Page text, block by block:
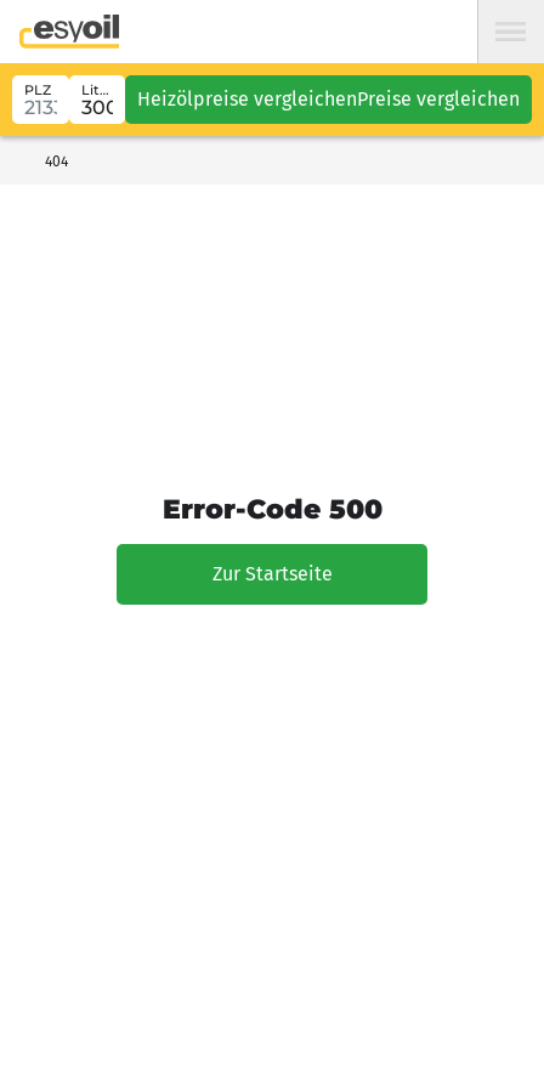
PLZ Liter Heizölpreise vergleichenPreise vergleichen
404
Error-Code 500
Zur Startseite